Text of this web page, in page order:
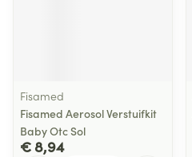
Fisamed
Fisamed Aerosol Verstuifkit
Baby Otc Sol
€ 8,94